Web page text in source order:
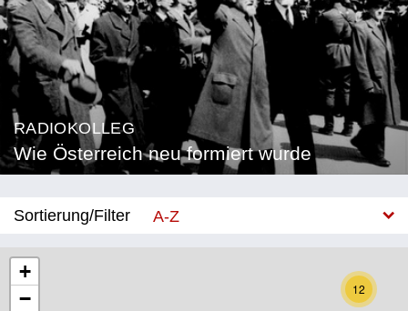
RADIOKOLLEG
Wie Österreich neu formiert wurde
Sortierung/Filter
A-Z
12
+
−